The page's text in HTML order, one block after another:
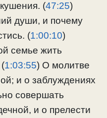
(47:25)
души, и почему
(1:00:10)
семье жить
1:03:55) О молитве
и о заблуждениях
совершать
и о прелести